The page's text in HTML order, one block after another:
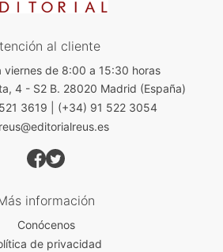
al cliente
viernes de 8:00 a 15:30 horas
4 - S2 B. 28020 Madrid (España)
3619
(+34) 91 522 3054
reus@editorialreus.es
información
Conócenos
de privacidad